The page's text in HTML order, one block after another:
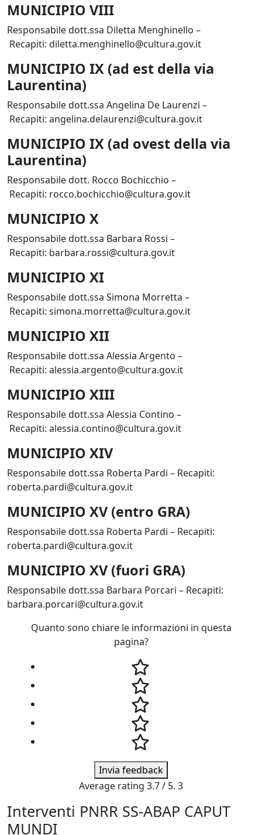
MUNICIPIO VIII
Responsabile dott.ssa Diletta Menghinello –
Recapiti: diletta.menghinello@cultura.gov.it
MUNICIPIO IX (ad est della via
Laurentina)
Responsabile dott.ssa Angelina De Laurenzi –
Recapiti: angelina.delaurenzi@cultura.gov.it
MUNICIPIO IX (ad ovest della via
Laurentina)
Responsabile dott. Rocco Bochicchio –
Recapiti: rocco.bochicchio@cultura.gov.it
MUNICIPIO X
Responsabile dott.ssa Barbara Rossi –
Recapiti: barbara.rossi@cultura.gov.it
MUNICIPIO XI
Responsabile dott.ssa Simona Morretta –
Recapiti: simona.morretta@cultura.gov.it
MUNICIPIO XII
Responsabile dott.ssa Alessia Argento –
Recapiti: alessia.argento@cultura.gov.it
MUNICIPIO XIII
Responsabile dott.ssa Alessia Contino –
Recapiti: alessia.contino@cultura.gov.it
MUNICIPIO XIV
Responsabile dott.ssa Roberta Pardi – Recapiti:
roberta.pardi@cultura.gov.it
MUNICIPIO XV (entro GRA)
Responsabile dott.ssa Roberta Pardi – Recapiti:
roberta.pardi@cultura.gov.it
MUNICIPIO XV (fuori GRA)
Responsabile dott.ssa Barbara Porcari – Recapiti:
barbara.porcari@cultura.gov.it
Quanto sono chiare le informazioni in questa
pagina?
Invia feedback
Average rating 3.7/ 5. 3
Interventi PNRR SS-ABAP CAPUT
MUNDI